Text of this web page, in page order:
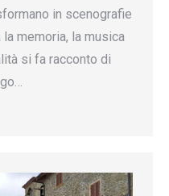
in scenografie
memoria, la musica
si fa racconto di